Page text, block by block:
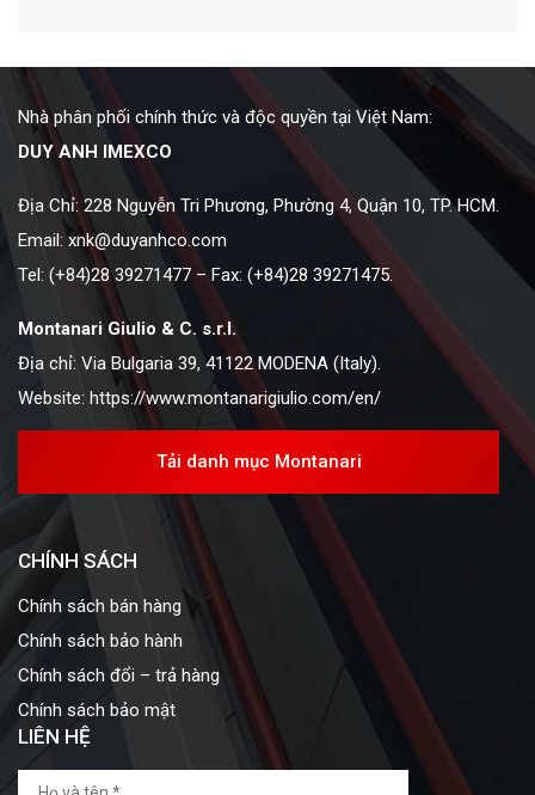
Nhà phân phối chính thức và độc quyền tại Việt Nam:
DUY ANH IMEXCO
Địa Chỉ: 228 Nguyễn Tri Phương, Phường 4, Quận 10, TP. HCM.
Email:xnk@duyanhco.com
Tel: (+84)28 39271477 – Fax: (+84)28 39271475.
Montanari Giulio & C. s.r.l.
Địa chỉ: Via Bulgaria 39, 41122 MODENA (Italy).
Website: https://www.montanarigiulio.com/en/
Tải danh mục Montanari
CHÍNH SÁCH
Chính sách bán hàng
Chính sách bảo hành
Chính sách đổi – trả hàng
Chính sách bảo mật
LIÊN HỆ